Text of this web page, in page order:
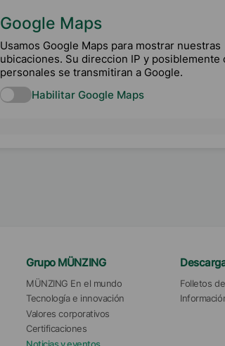
Google Maps
Usamos Google Maps para mostrar nuestras
ubicaciones. Su direccion IP y posiblemente
personales se transmitiran a Google.
Habilitar Google Maps
Grupo MÜNZING
MÜNZING En el mundo
Tecnología e innovación
Valores corporativos
Certificaciones
Noticias y eventos
Folletos